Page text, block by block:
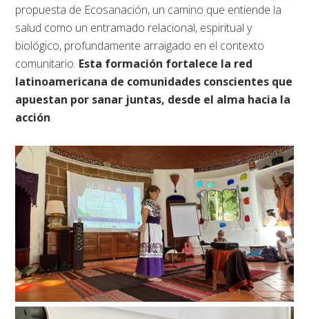
propuesta de Ecosanación, un camino que entiende la
salud como un entramado relacional, espiritual y
biológico, profundamente arraigado en el contexto
comunitario. Esta formación fortalece la red
latinoamericana de comunidades conscientes que
apuestan por sanar juntas, desde el alma hacia la
acción.